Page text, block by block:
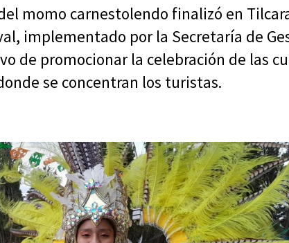
momo carnestolendo finalizó en
implementado por la Secretaría de
de promocionar la celebración de las
se concentran los turistas.